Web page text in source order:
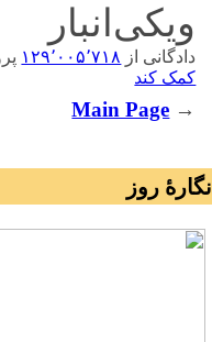
ویکی‌انبار
دادگانی از ۱۲۹٬۰۰۵٬۷۱۸
کمک کند
→
Main Page
نگارهٔ روز